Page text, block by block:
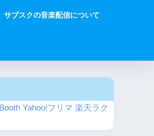
サブスクの音楽配信について
Booth Yahoo!フリマ 楽天ラク